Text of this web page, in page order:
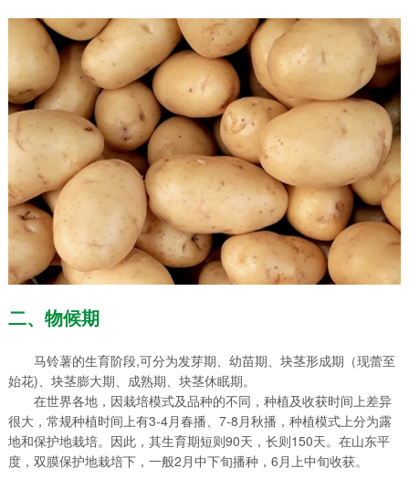
二、物候期
马铃薯的生育阶段,可分为发芽期、幼苗期、块茎形成期（现蕾至
始花)、块茎膨大期、成熟期、块茎休眠期。
在世界各地，因栽培模式及品种的不同，种植及收获时间上差异
很大，常规种植时间上有3-4月春播、7-8月秋播，种植模式上分为露
地和保护地栽培。因此，其生育期短则90天，长则150天。在山东平
度，双膜保护地栽培下，一般2月中下旬播种，6月上中旬收获。